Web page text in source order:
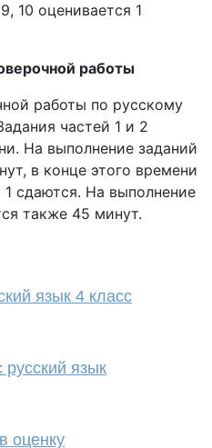
10 оценивается 1
работы
работы по русскому
частей 1 и 2
На выполнение заданий
в конце этого времени
сдаются. На выполнение
также 45 минут.
язык 4 класс
язык
оценку